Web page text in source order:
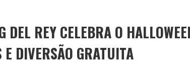
DEL REY CELEBRA O
E DIVERSÃO GRATUITA